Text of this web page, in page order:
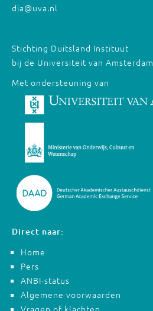
dia@uva.nl
Stichting Duitsland Instituut
bij de Universiteit van Amsterdam
Met ondersteuning van
Direct naar:
Home
Pers
ANBI-status
Algemene voorwaarden
Vragen of klachten